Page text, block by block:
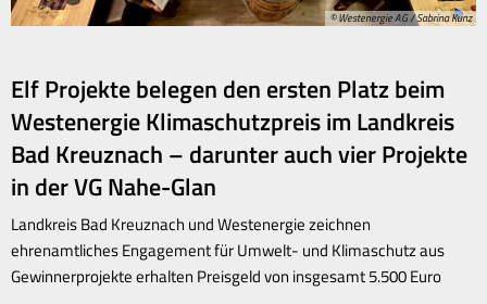
© Westenergie AG / Sabrina Kunz
Elf Projekte belegen den ersten Platz beim
Westenergie Klimaschutzpreis im Landkreis
Bad Kreuznach – darunter auch vier Projekte
in der VG Nahe-Glan
Landkreis Bad Kreuznach und Westenergie zeichnen
ehrenamtliches Engagement für Umwelt- und Klimaschutz aus
Gewinnerprojekte erhalten Preisgeld von insgesamt 5.500 Euro